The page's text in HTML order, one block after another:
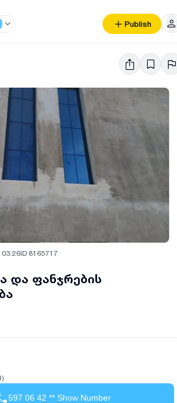
Publish
03:26ID 8165717
და ფანჯრების
597 06 42 ** Show Number